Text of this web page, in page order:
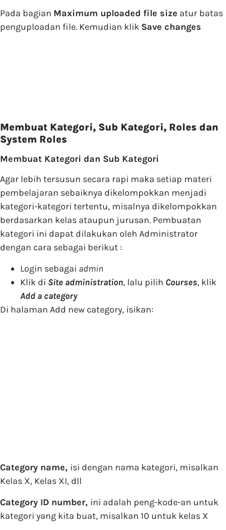
Pada bagian Maximum uploaded file size atur batas
penguploadan file. Kemudian klik Save changes
Membuat Kategori, Sub Kategori, Roles dan
System Roles
Membuat Kategori dan Sub Kategori
Agar lebih tersusun secara rapi maka setiap materi
pembelajaran sebaiknya dikelompokkan menjadi
kategori-kategori tertentu, misalnya dikelompokkan
berdasarkan kelas ataupun jurusan. Pembuatan
kategori ini dapat dilakukan oleh Administrator
dengan cara sebagai berikut :
Login sebagai admin
Klik di Site administration, lalu pilih Courses, klik
Add a category
Di halaman Add new category, isikan:
Category name, isi dengan nama kategori, misalkan
Kelas X, Kelas XI, dll
Category ID number, ini adalah peng-kode-an untuk
kategori yang kita buat, misalkan 10 untuk kelas X